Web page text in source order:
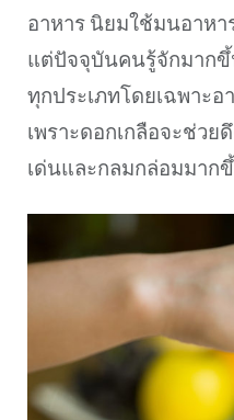
อาหาร นิยมใช้มนอาหา
แต่ปัจจุบันคนรู้จักมากขึ้
ทุกประเภทโดยเฉพาะอ
เพราะดอกเกลือจะช่ว
เด่นและกลมกล่อมมาก